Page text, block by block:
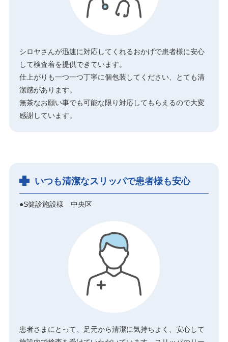
シロヤさんが迅速に対応してくれるおかげで患者様に安心
して検査着を提供できています。
仕上がりも一つ一つ丁寧に個包装してください、とても清
潔感があります。
無茶なお願い事でも可能な限り対応してもらえるので大変
感謝しています。
いつも清潔なスリッパで患者様も安心
●S健診施設様 中央区
患者さまにとって、足元から清潔に気持ちよく、安心して